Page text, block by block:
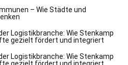
– Wie Städte und
Logistikbranche: Wie Stenkamp
gezielt fördert und integriert
Logistikbranche: Wie Stenkamp